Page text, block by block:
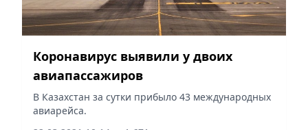
Коронавирус выявили у двоих
авиапассажиров
В Казахстан за сутки прибыло 43 международных
авиарейса.